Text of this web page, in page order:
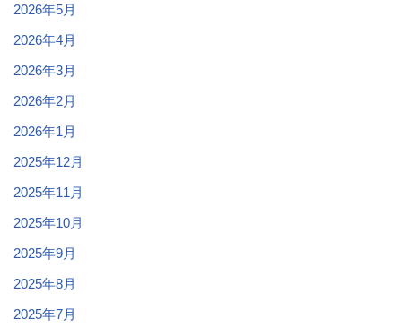
2026年5月
2026年4月
2026年3月
2026年2月
2026年1月
2025年12月
2025年11月
2025年10月
2025年9月
2025年8月
2025年7月